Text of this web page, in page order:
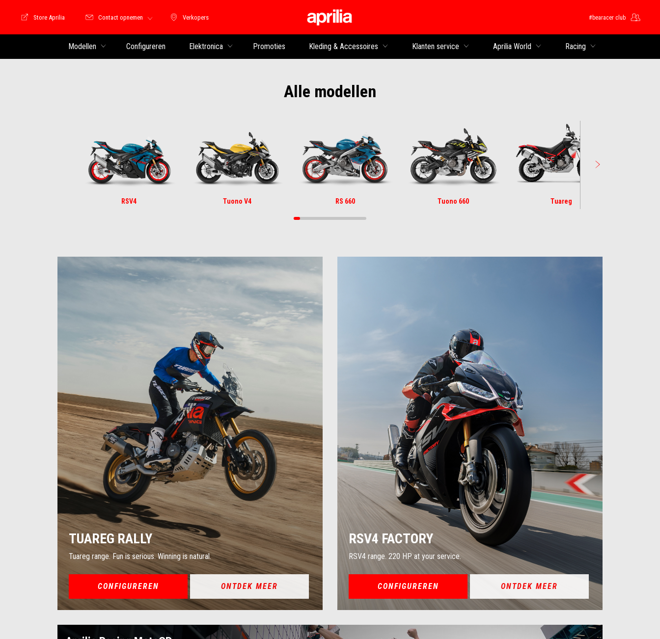
Verkopers
Verkopers
Store Motoguzzi
Store Aprilia Contact opnemen #bearacer club
Modellen Configureren Elektronica Promoties Kleding & Accessoires Klanten service Aprilia World Racing
Alle modellen
RSV4 Tuono V4 RS 660 Tuono 660 Tuareg
TUAREG RALLY
Tuareg range. Fun is serious. Winning is natural.
CONFIGUREREN ONTDEK MEER
RSV4 FACTORY
RSV4 range. 220 HP at your service.
CONFIGUREREN ONTDEK MEER